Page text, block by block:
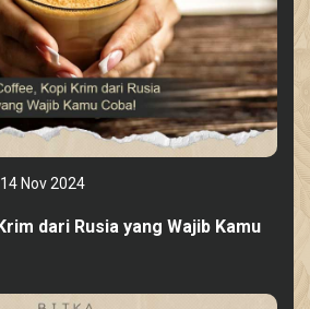
14 Nov 2024
dari Rusia yang Wajib Kamu